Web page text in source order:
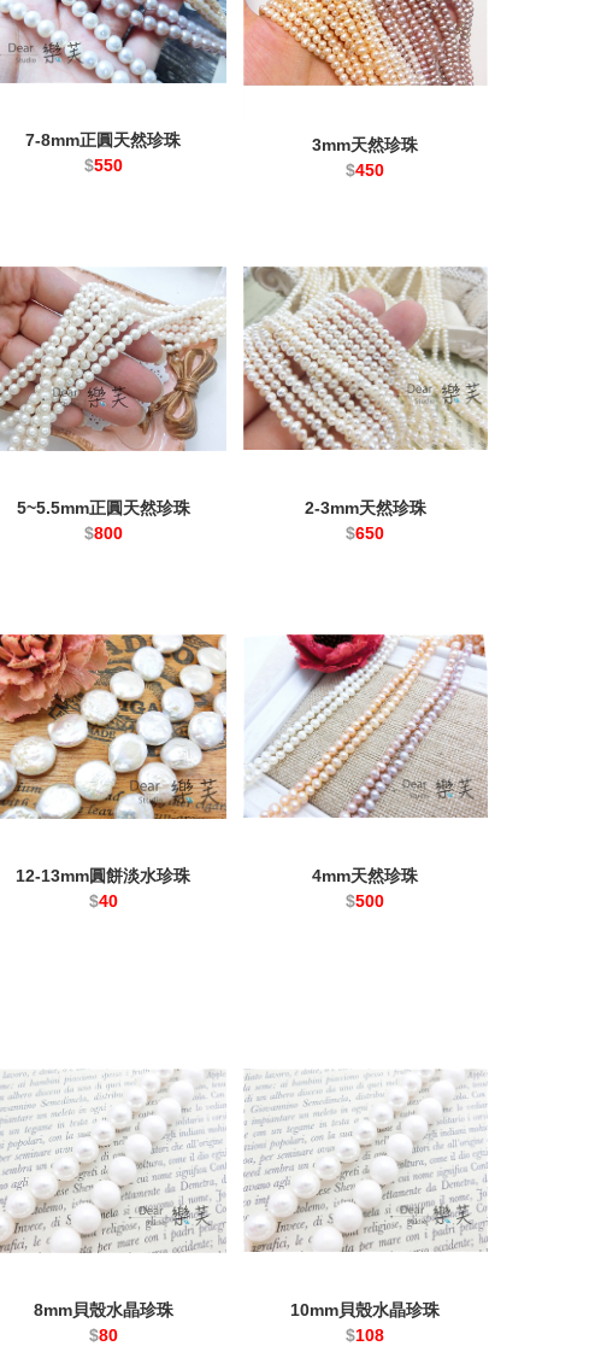
7-8mm正圓天然珍珠
$550
3mm天然珍珠
$450
5~5.5mm正圓天然珍珠
$800
2-3mm天然珍珠
$650
12-13mm圓餅淡水珍珠
$40
4mm天然珍珠
$500
8mm貝殼水晶珍珠
$80
10mm貝殼水晶珍珠
$108